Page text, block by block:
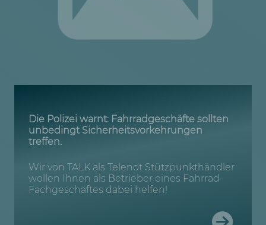
Die Polizei warnt: Fahrradgeschäfte sollten
unbedingt Sicherheitsvorkehrungen
treffen.
Wir von TALK als Telenot Stützpunkthändler
wollen Ihnen als Betrieber eines Fahrrad-
Fachgeschäftes dabei helfen!